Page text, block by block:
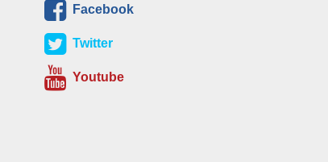
Facebook
Twitter
Youtube